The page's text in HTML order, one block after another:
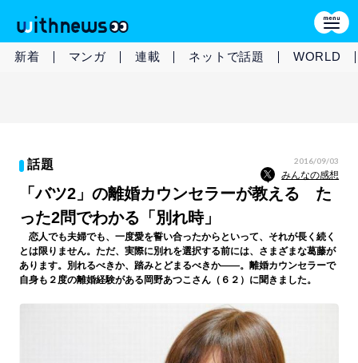
新着 マンガ 連載 ネットで話題 WORLD
話題 2016/09/03
みんなの感想
「バツ2」の離婚カウンセラーが教える た
った2問でわかる「別れ時」
恋人でも夫婦でも、一度愛を誓い合ったからといって、それが長く続く
とは限りません。ただ、実際に別れを選択する前には、さまざまな葛藤が
あります。別れるべきか、踏みとどまるべきか――。離婚カウンセラーで
自身も２度の離婚経験がある岡野あつこさん（６２）に聞きました。